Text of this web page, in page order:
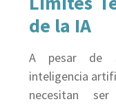
de la IA
A pesar de
inteligencia
necesitan